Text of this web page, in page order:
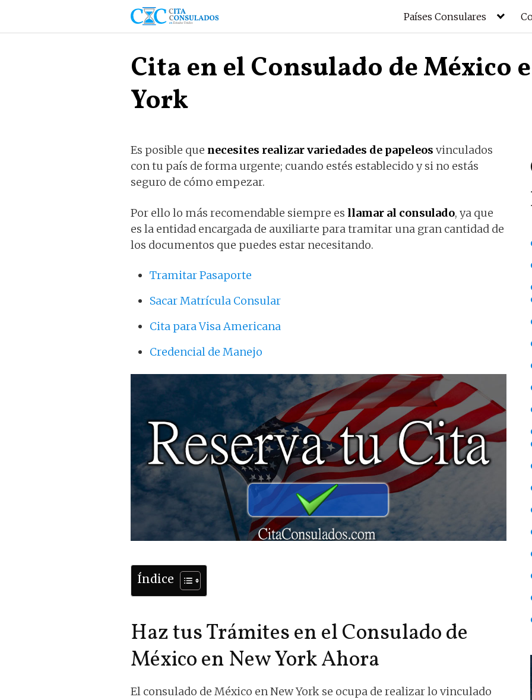
contenido
Países Consulares
Cita en el Consulado de México
York
Es posible que necesites realizar variedades de papeleos vinculados
con tu país de forma urgente; cuando estés establecido y si no estás
seguro de cómo empezar.
Por ello lo más recomendable siempre es llamar al consulado, ya que
es la entidad encargada de auxiliarte para tramitar una gran cantidad de
los documentos que puedes estar necesitando.
Tramitar Pasaporte
Sacar Matrícula Consular
Cita para Visa Americana
Credencial de Manejo
Índice
Haz tus Trámites en el Consulado de
México en New York Ahora
El consulado de México en New York se ocupa de realizar lo vinculado